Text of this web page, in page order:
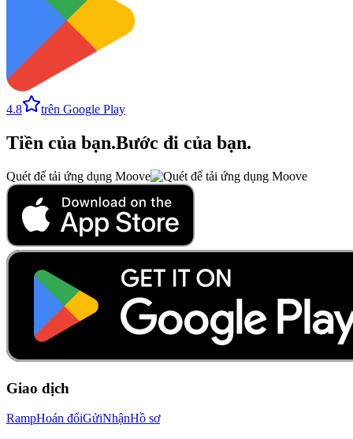
4.8 trên Google Play
Tiền của bạn.Bước đi của bạn.
Quét để tải ứng dụng Moove
Giao dịch
RampHoán đổiGửiNhậnHồ sơ